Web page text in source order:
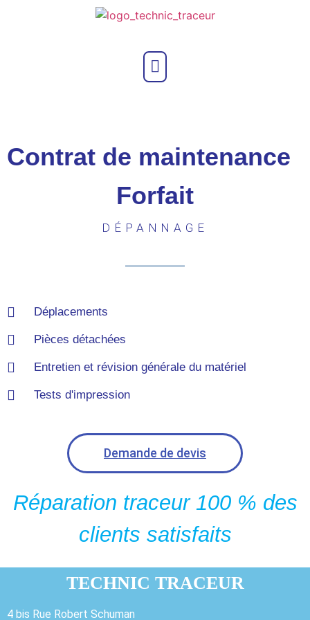
Contrat de maintenance
Forfait
DÉPANNAGE
Déplacements
Pièces détachées
Entretien et révision générale du matériel
Tests d'impression
Demande de devis
Réparation traceur 100 % des
clients satisfaits
TECHNIC TRACEUR
4 bis Rue Robert Schuman